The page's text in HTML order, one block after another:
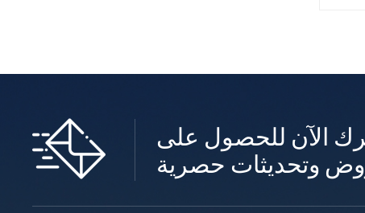
الآن للحصول على